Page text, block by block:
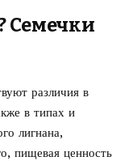
Семечки
различия в
в типах и
лигнана,
пищевая ценность